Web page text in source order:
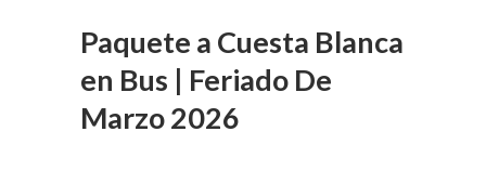
Paquete a Cuesta Blanca
en Bus | Feriado De
Marzo 2026